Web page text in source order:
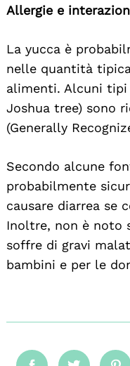
Allergie e
La yucca è
nelle quantità
alimenti. Alcuni tipi
Joshua tree) sono
(Generally
Secondo alcune
probabilmente
causare diarrea se
Inoltre, non è noto
soffre di gravi
bambini e per le